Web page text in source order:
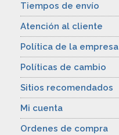
Tiempos de envío
Atención al cliente
Política de la empresa
Políticas de cambio
Sitios recomendados
Mi cuenta
Ordenes de compra